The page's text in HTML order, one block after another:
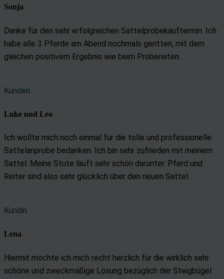
Sonja
Danke für den sehr erfolgreichen Sattelprobekauftermin. Ich
habe alle 3 Pferde am Abend nochmals geritten, mit dem
gleichen positivem Ergebnis wie beim Probereiten.
Kunden
Luke und Leo
Ich wollte mich noch einmal für die tolle und professionelle
Sattelanprobe bedanken. Ich bin sehr zufrieden mit meinem
Sattel. Meine Stute läuft sehr schön darunter. Pferd und
Reiter sind also sehr glücklich über den neuen Sattel.
Kundin
Lena
Hiermit möchte ich mich recht herzlich für die wirklich sehr
schöne und zweckmäßige Lösung bezüglich der Steigbügel